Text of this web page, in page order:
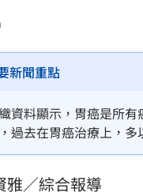
絲幼兒園簽名 沈伯
萬元大關 第3檔萬
？台大研究:相關癌
新聞重點
資料顯示，胃癌是所
過去在胃癌治療上，
順利完成手術」視為
的治療挑戰早已不再只
雅／綜合報導